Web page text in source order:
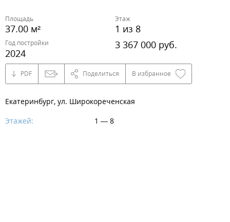
Площадь
37.00 м²
Этаж
1 из 8
Год постройки
2024
3 367 000 руб.
PDF Поделиться В избранное
Екатеринбург, ул. Широкореченская
Этажей:
1 — 8